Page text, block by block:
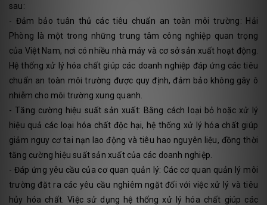
sau:
- Đảm bảo tuân thủ các tiêu chuẩn an toàn môi trường: Hải
Phòng là một trong những trung tâm công nghiệp quan trọng
của Việt Nam, nơi có nhiều nhà máy và cơ sở sản xuất hoạt động.
Hệ thống xử lý hóa chất giúp các doanh nghiệp đáp ứng các tiêu
chuẩn an toàn môi trường được quy định, đảm bảo không gây ô
nhiễm cho môi trường xung quanh.
- Tăng cường hiệu suất sản xuất: Bằng cách loại bỏ hoặc xử lý
hiệu quả các loại hóa chất độc hại, hệ thống xử lý hóa chất giúp
giảm nguy cơ tai nạn lao động và tiêu hao nguyên liệu, đồng thời
tăng cường hiệu suất sản xuất của các doanh nghiệp.
- Đáp ứng yêu cầu của cơ quan quản lý: Các cơ quan quản lý môi
trường đặt ra các yêu cầu nghiêm ngặt đối với việc xử lý và tiêu
hủy hóa chất. Việc sử dụng hệ thống xử lý hóa chất giúp các